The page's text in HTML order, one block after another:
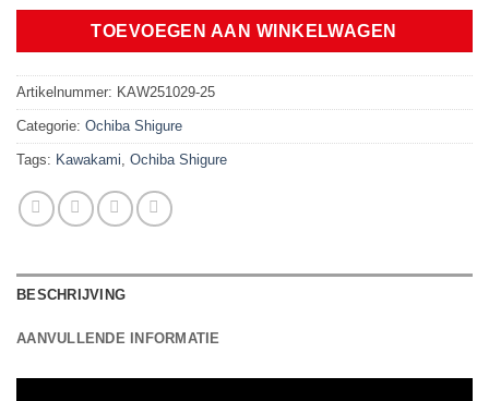
TOEVOEGEN AAN WINKELWAGEN
Artikelnummer: KAW251029-25
Categorie: Ochiba Shigure
Tags: Kawakami, Ochiba Shigure
BESCHRIJVING
AANVULLENDE INFORMATIE